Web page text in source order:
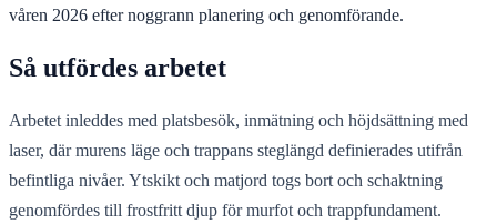
våren 2026 efter noggrann planering och genomförande.
Så utfördes arbetet
Arbetet inleddes med platsbesök, inmätning och höjdsättning med
laser, där murens läge och trappans steglängd definierades utifrån
befintliga nivåer. Ytskikt och matjord togs bort och schaktning
genomfördes till frostfritt djup för murfot och trappfundament.